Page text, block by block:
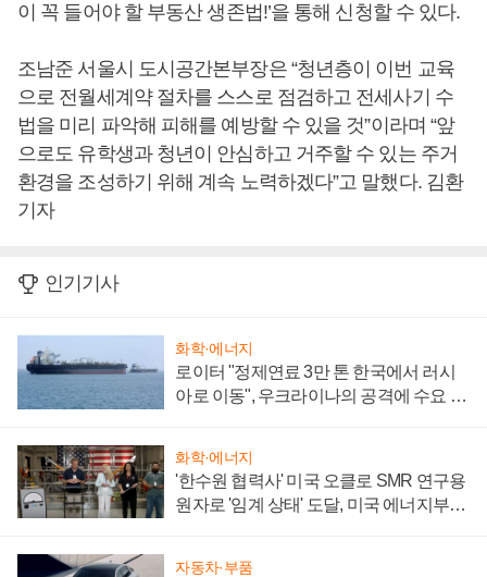
이 꼭 들어야 할 부동산 생존법!’을 통해 신청할 수 있다.
조남준 서울시 도시공간본부장은 “청년층이 이번 교육
으로 전월세계약 절차를 스스로 점검하고 전세사기 수
법을 미리 파악해 피해를 예방할 수 있을 것”이라며 “앞
으로도 유학생과 청년이 안심하고 거주할 수 있는 주거
환경을 조성하기 위해 계속 노력하겠다”고 말했다. 김환
기자
인기기사
화학·에너지
로이터 "정제연료 3만 톤 한국에서 러시
아로 이동", 우크라이나의 공격에 수요 늘
화학·에너지
'한수원 협력사' 미국 오클로 SMR 연구용
원자로 '임계 상태' 도달, 미국 에너지부
자동차·부품